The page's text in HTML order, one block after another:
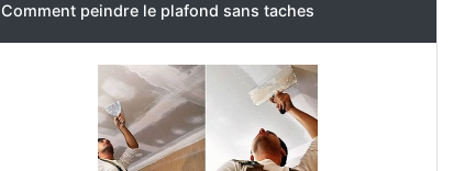
Comment peindre le plafond sans taches